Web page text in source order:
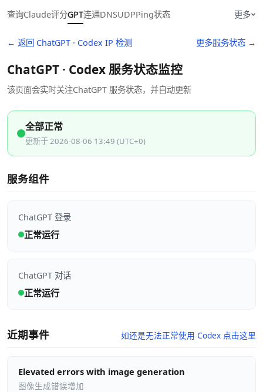
查询Claude评分GPT连通DNSUDPPing状态 更多
← 返回 ChatGPT · Codex IP 检测 更多服务状态 →
ChatGPT · Codex 服务状态监控
该页面会实时关注ChatGPT 服务状态，并自动更新
全部正常
更新于 2026-08-06 13:49 (UTC+0)
服务组件
ChatGPT 登录
正常运行
ChatGPT 对话
正常运行
近期事件 如还是无法正常使用 Codex 点击这里
Elevated errors with image generation
图像生成错误增加